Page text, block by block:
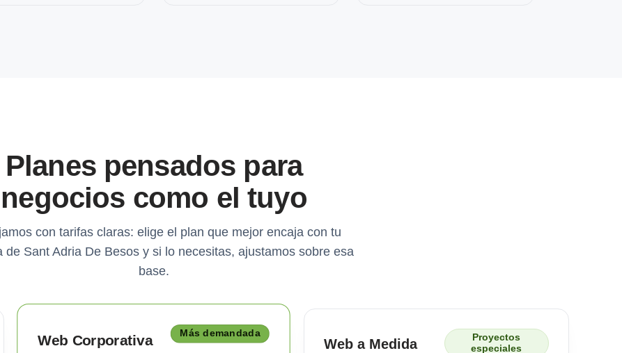
Planes pensados para
negocios como el tuyo
con tarifas claras: elige el plan que mejor encaja con tu
de Sant Adria De Besos y si lo necesitas, ajustamos sobre esa
base.
Web Corporativa Más demandada
Web a Medida
Proyectos
especiales